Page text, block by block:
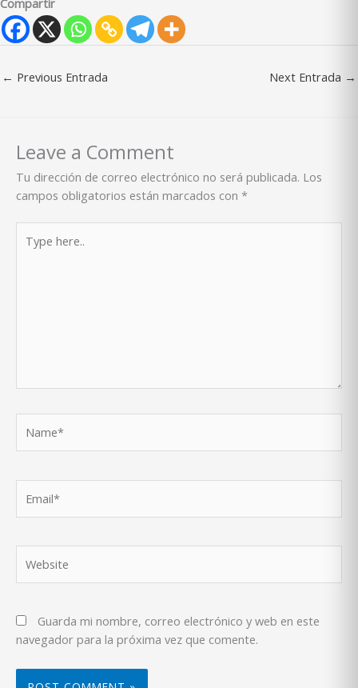
← Previous Entrada Next Entrada →
Leave a Comment
Tu dirección de correo electrónico no será publicada. Los
campos obligatorios están marcados con *
here..
Guarda mi nombre, correo electrónico y web en este
navegador para la próxima vez que comente.